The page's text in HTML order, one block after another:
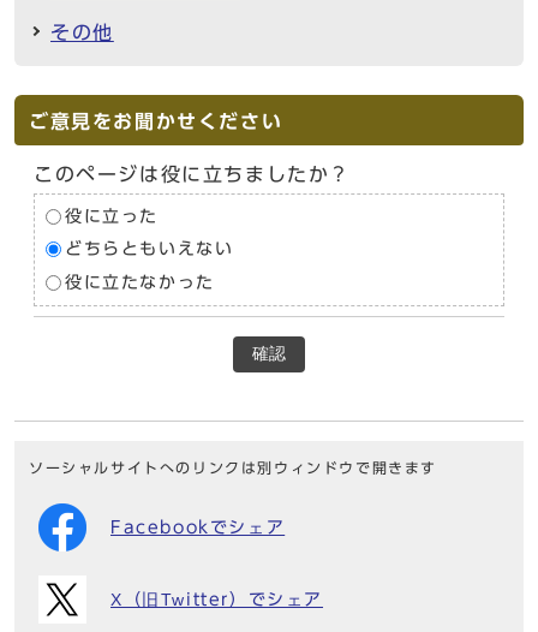
その他
ご意見をお聞かせください
このページは役に立ちましたか？
役に立った
どちらともいえない
役に立たなかった
確認
ソーシャルサイトへのリンクは別ウィンドウで開きます
Facebookでシェア
X（旧Twitter）でシェア